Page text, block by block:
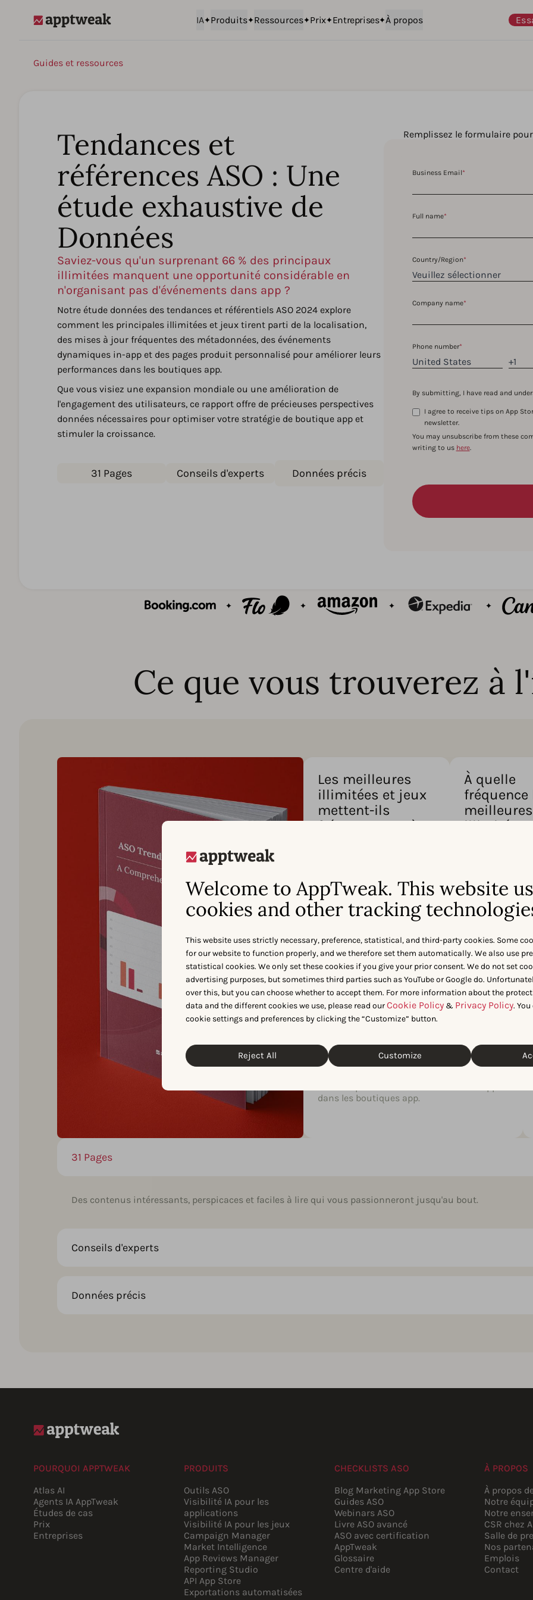
Welcome to AppTweak. This website
cookies and other tracking
This website uses strictly necessary, preference, statistical, and third-party cookies. Some
for our website to function properly, and we therefore set them automatically. We also use
statistical cookies. We only set these cookies if you give your prior consent. We do not set
advertising purposes, but sometimes third parties such as YouTube or Google do.
over this, but you can choose whether to accept them. For more information about the
data and the different cookies we use, please read ourCookie Policy & Privacy Policy.
cookie settings and preferences by clicking the “Customize” button.
Reject All Customize
IA Produits Ressources Prix Entreprises À propos
Guides et ressources
Tendances et
références ASO : Une
étude exhaustive de
Données
Saviez-vous qu'un surprenant 66 % des principaux
illimitées manquent une opportunité considérable en
n'organisant pas d'événements dans app ?
Notre étude données des tendances et référentiels ASO 2024 explore
comment les principales illimitées et jeux tirent parti de la localisation,
des mises à jour fréquentes des métadonnées, des événements
dynamiques in-app et des pages produit personnalisé pour améliorer leurs
performances dans les boutiques app.
Que vous visiez une expansion mondiale ou une amélioration de
l'engagement des utilisateurs, ce rapport offre de précieuses perspectives
données nécessaires pour optimiser votre stratégie de boutique app et
stimuler la croissance.
31 Pages Conseils d'experts Données précis
Remplissez le formulaire
Business Email*
Full name*
Country/Region*
Company name*
Phone number*
By submitting, I have read and
I agree to receive tips on App
newsletter.
You may unsubscribe from these
writing to us here.
Ce que vous trouverez à
Les meilleures
illimitées et jeux
mettent-ils
fréquemment à
et jeux les plus populaires
optimisent régulièrement
leurs métadonnées et leurs
éléments créatifs.
À quelle
fréquence
meilleures
illimitées
Découvrez les
Pays qui
métadonnées
apprenez les
et jeux leaders.
Des notes plus élevées
conduisent-elles à une
visibilité accrue des
boutiques app ?
Apprenez de notre données comment une
dans les boutiques app.
31 Pages
Des contenus intéressants, perspicaces et faciles à lire qui vous passionneront jusqu'au bout.
Conseils d'experts
Données précis
POURQUOI APPTWEAK
Atlas AI
Agents IA AppTweak
Études de cas
Prix
Entreprises
PRODUITS
Outils ASO
Visibilité IA pour les
applications
Visibilité IA pour les jeux
Campaign Manager
Market Intelligence
App Reviews Manager
Reporting Studio
API App Store
Exportations automatisées
CHECKLISTS ASO
Blog Marketing App Store
Guides ASO
Webinars ASO
Livre ASO avancé
ASO avec certification
AppTweak
Glossaire
Centre d'aide
À PROPOS
À propos
Notre
Notre
CSR chez
Salle de
Nos
Emplois
Contact